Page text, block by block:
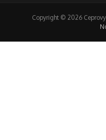
Copyright © 2026